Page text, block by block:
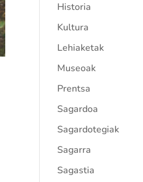
Historia
Kultura
Lehiaketak
Museoak
Prentsa
Sagardoa
Sagardotegiak
Sagarra
Sagastia